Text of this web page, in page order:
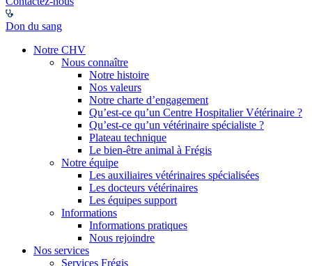
Don du sang
Notre CHV
Nous connaître
Notre histoire
Nos valeurs
Notre charte d’engagement
Qu’est-ce qu’un Centre Hospitalier Vétérinaire ?
Qu’est-ce qu’un vétérinaire spécialiste ?
Plateau technique
Le bien-être animal à Frégis
Notre équipe
Les auxiliaires vétérinaires spécialisées
Les docteurs vétérinaires
Les équipes support
Informations
Informations pratiques
Nous rejoindre
Nos services
Services Frégis